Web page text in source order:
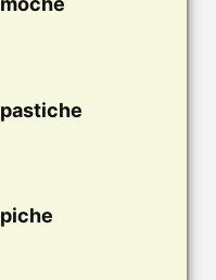
pastiche
piche